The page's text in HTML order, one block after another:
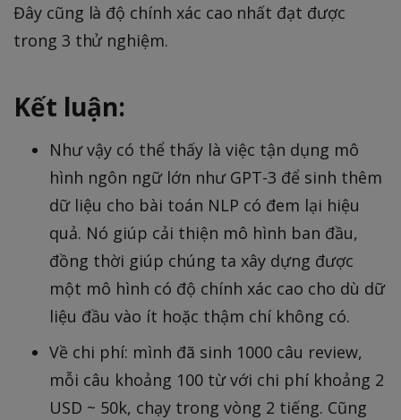
Đây cũng là độ chính xác cao nhất đạt được
trong 3 thử nghiệm.
Kết luận:
Như vậy có thể thấy là việc tận dụng mô
hình ngôn ngữ lớn như GPT-3 để sinh thêm
dữ liệu cho bài toán NLP có đem lại hiệu
quả. Nó giúp cải thiện mô hình ban đầu,
đồng thời giúp chúng ta xây dựng được
một mô hình có độ chính xác cao cho dù dữ
liệu đầu vào ít hoặc thậm chí không có.
Về chi phí: mình đã sinh 1000 câu review,
mỗi câu khoảng 100 từ với chi phí khoảng 2
USD ~ 50k, chạy trong vòng 2 tiếng. Cũng